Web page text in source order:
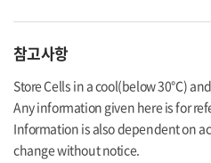
참고사항
Store Cells in a cool(below 30℃)
Any information given here is for
Information is also dependent on
change without notice.